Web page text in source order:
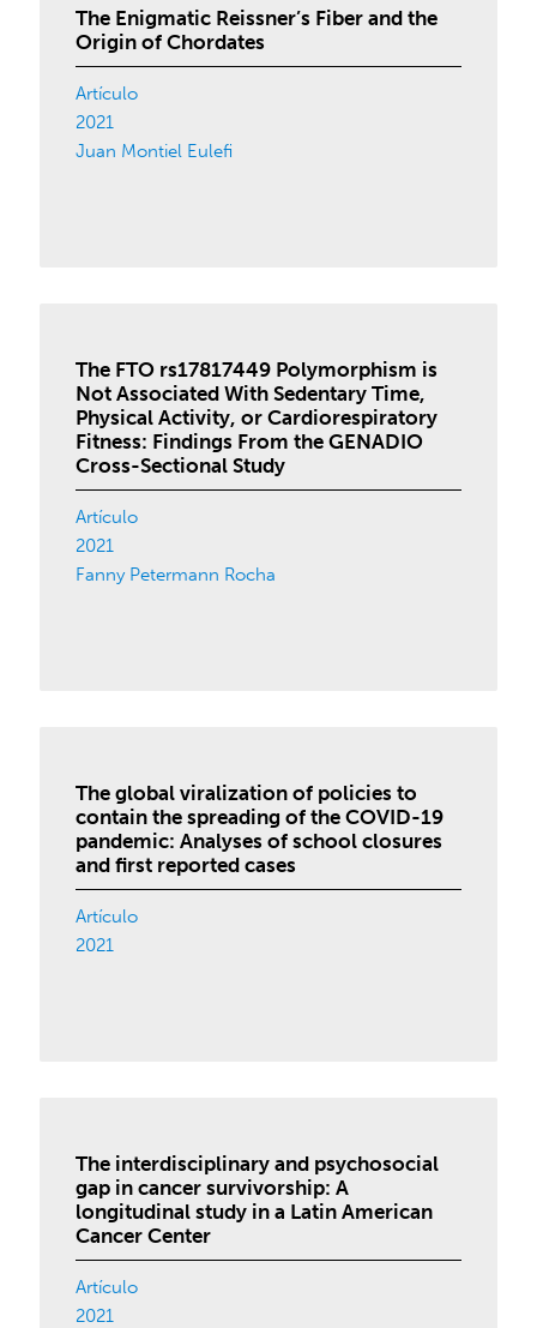
The Enigmatic Reissner’s Fiber and the
Origin of Chordates
Artículo
2021
Juan Montiel Eulefi
The FTO rs17817449 Polymorphism is
Not Associated With Sedentary Time,
Physical Activity, or Cardiorespiratory
Fitness: Findings From the GENADIO
Cross-Sectional Study
Artículo
2021
Fanny Petermann Rocha
The global viralization of policies to
contain the spreading of the COVID-19
pandemic: Analyses of school closures
and first reported cases
Artículo
2021
The interdisciplinary and psychosocial
gap in cancer survivorship: A
longitudinal study in a Latin American
Cancer Center
Artículo
2021